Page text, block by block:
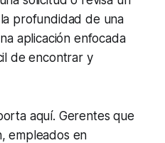
profundidad de una
aplicación enfocada
de encontrar y
aquí. Gerentes que
empleados en